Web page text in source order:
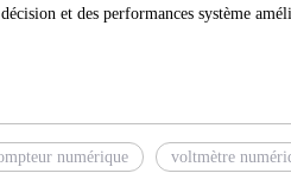
et des performances système
numérique voltmètre